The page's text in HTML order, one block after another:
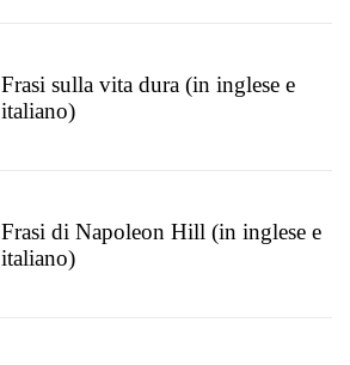
Frasi sulla vita dura (in inglese e
italiano)
Frasi di Napoleon Hill (in inglese e
italiano)